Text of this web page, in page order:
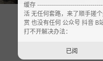
坦泰坦
具威胁性，因为它们侵
▼▼展开阅读
缓存
活 无任何套路，来了顺手搓
赏 也没有任何 公众号 抖音 B
打不开解决办法：
已阅